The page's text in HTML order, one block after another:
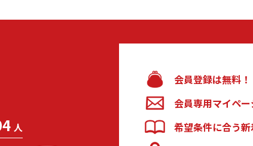
人
会員登録は無料！
会員専用マイペー
希望条件に合う